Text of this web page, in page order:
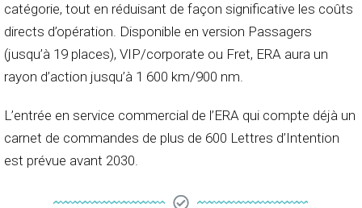
catégorie, tout en réduisant de façon significative les coûts
directs d’opération. Disponible en version Passagers
(jusqu’à 19 places), VIP/corporate ou Fret, ERA aura un
rayon d’action jusqu’à 1 600 km/900 nm.
L’entrée en service commercial de l’ERA qui compte déjà un
carnet de commandes de plus de 600 Lettres d’Intention
est prévue avant 2030.